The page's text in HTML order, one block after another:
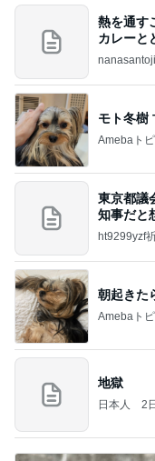
熱を通す
カレーと
て、男
モト冬樹
Amebaト
東京都議
知事だと
か？
ht9299yzf
朝起きた
Amebaト
地獄
日本人 2